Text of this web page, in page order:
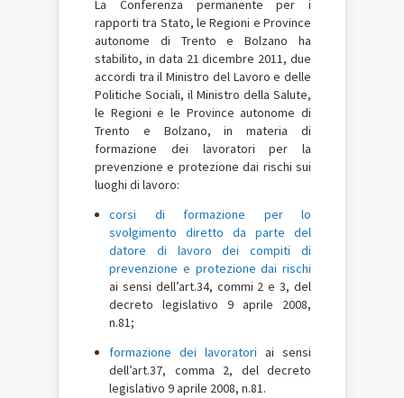
La Conferenza permanente per i
rapporti tra Stato, le Regioni e Province
autonome di Trento e Bolzano ha
stabilito, in data 21 dicembre 2011, due
accordi tra il Ministro del Lavoro e delle
Politiche Sociali, il Ministro della Salute,
le Regioni e le Province autonome di
Trento e Bolzano, in materia di
formazione dei lavoratori per la
prevenzione e protezione dai rischi sui
luoghi di lavoro:
corsi di formazione per lo
svolgimento diretto da parte del
datore di lavoro dei compiti di
prevenzione e protezione dai rischi
ai sensi dell’art.34, commi 2 e 3, del
decreto legislativo 9 aprile 2008,
n.81;
formazione dei lavoratori ai sensi
dell’art.37, comma 2, del decreto
legislativo 9 aprile 2008, n.81.